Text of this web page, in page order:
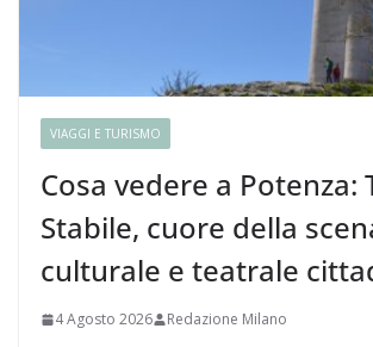
VIAGGI E TURISMO
Cosa vedere a Potenza:
Stabile, cuore della
culturale e teatrale
4 Agosto 2026 Redazione Milano